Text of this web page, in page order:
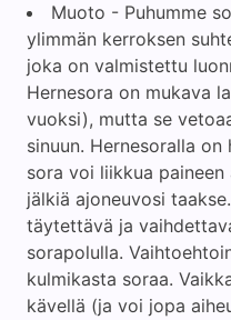
Muoto - Puhumme
ylimmän kerroksen
joka on valmistettu
Hernesora on mukava
vuoksi), mutta se
sinuun. Hernesoralla
sora voi liikkua
jälkiä ajoneuvosi
täytettävä ja
sorapolulla.
kulmikasta soraa.
kävellä (ja voi jopa